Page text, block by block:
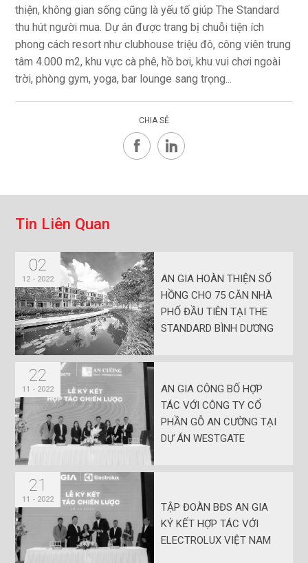
thiện, không gian sống cũng là yếu tố giúp The Standard
thu hút người mua. Dự án được trang bị chuỗi tiện ích
phong cách resort như clubhouse triệu đô, công viên trung
tâm 4.000 m2, khu vực cà phê, hồ bơi, khu vui chơi ngoài
trời, phòng gym, yoga, bar lounge sang trọng...
CHIA SẺ
Tin Liên Quan
02
12 - 2022
AN GIA HOÀN THIỆN SỔ
HỒNG CHO 75 CĂN NHÀ
PHỐ ĐẦU TIÊN TẠI THE
STANDARD BÌNH DƯƠNG
22
11 - 2022
AN GIA CÔNG BỐ HỢP
TÁC VỚI CÔNG TY CỔ
PHẦN GỖ AN CƯỜNG TẠI
DỰ ÁN WESTGATE
21
11 - 2022
TẬP ĐOÀN BĐS AN GIA
KÝ KẾT HỢP TÁC VỚI
ELECTROLUX VIỆT NAM